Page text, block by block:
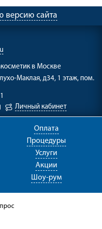
версию сайта
в Москве
Маклая, д34, 1 этаж, пом.
Личный кабинет
Оплата
Процедуры
Услуги
Акции
Шоу-рум